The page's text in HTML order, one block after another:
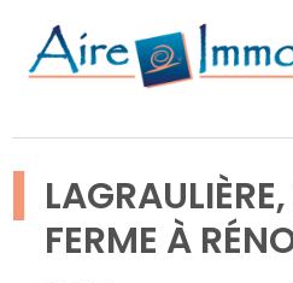
FERME À